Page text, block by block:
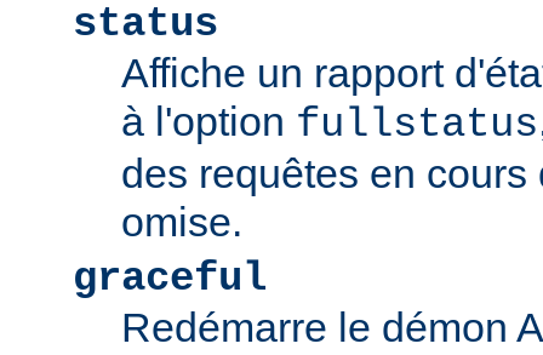
status
Affiche un rapport
à l'option fullstatus
des requêtes en cours
omise.
graceful
Redémarre le démon